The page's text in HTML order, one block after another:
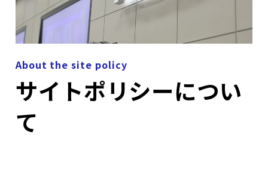
About the site policy
サイトポリシーについ
て